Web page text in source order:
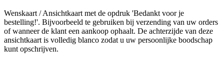
Wenskaart / Ansichtkaart met de opdruk 'Bedankt voor je
bestelling!'. Bijvoorbeeld te gebruiken bij verzending van uw orders
of wanneer de klant een aankoop ophaalt. De achterzijde van deze
ansichtkaart is volledig blanco zodat u uw persoonlijke boodschap
kunt opschrijven.